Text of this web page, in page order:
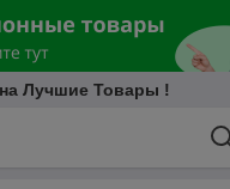
Лучшие Товары !